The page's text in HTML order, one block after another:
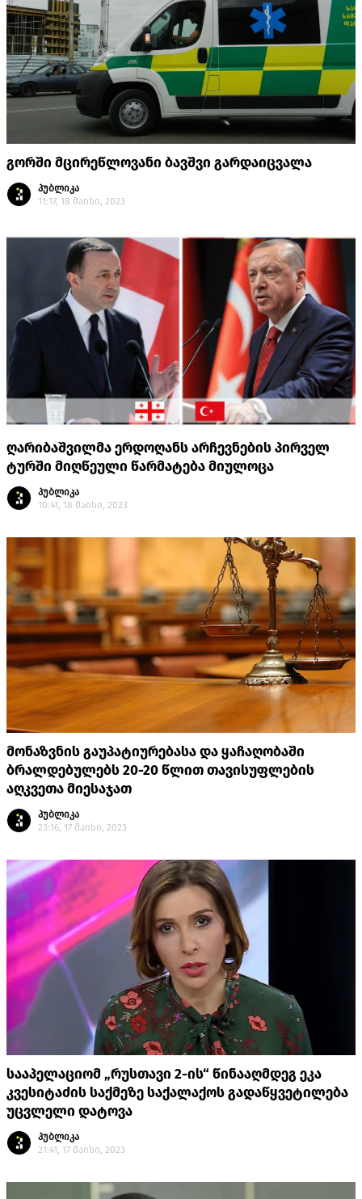
გორში მცირეწლოვანი ბავშვი გარდაიცვალა
პუბლიკა
11:17, 18 მაისი, 2023
ღარიბაშვილმა ერდოღანს არჩევნების პირველ
ტურში მიღწეული წარმატება მიულოცა
პუბლიკა
10:41, 18 მაისი, 2023
მონაზვნის გაუპატიურებასა და ყაჩაღობაში
ბრალდებულებს 20-20 წლით თავისუფლების
აღკვეთა მიესაჯათ
პუბლიკა
23:16, 17 მაისი, 2023
სააპელაციომ „რუსთავი 2-ის“ წინააღმდეგ ეკა
კვესიტაძის საქმეზე საქალაქოს გადაწყვეტილება
უცვლელი დატოვა
პუბლიკა
21:41, 17 მაისი, 2023